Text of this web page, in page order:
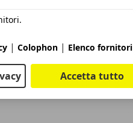
| Colophon | Elenco fornitori
Accetta tutto